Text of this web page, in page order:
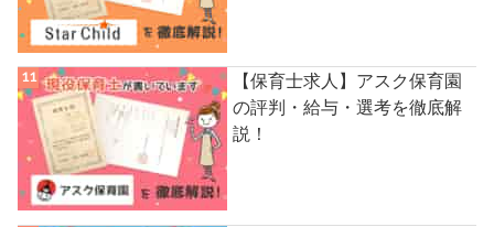
【保育士求人】アスク保育園
の評判・給与・選考を徹底解
説！